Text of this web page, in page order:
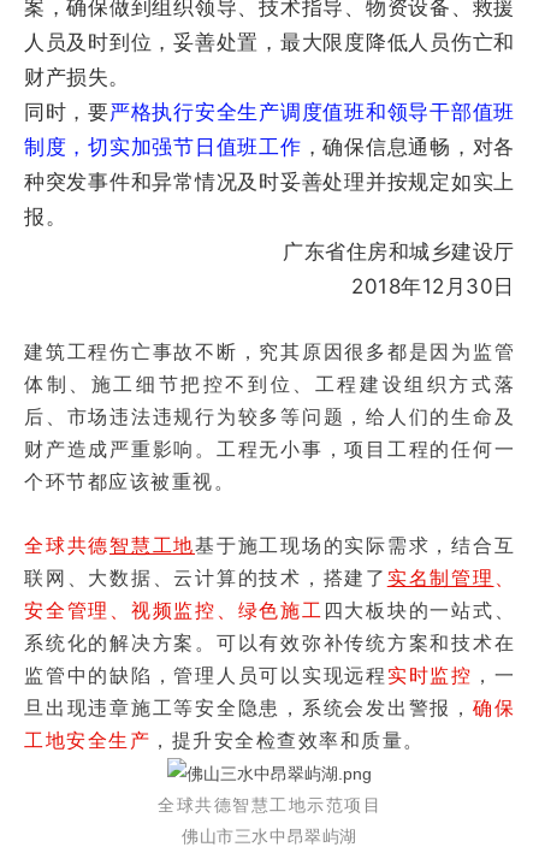
案，确保做到组织领导、技术指导、物资设备、救援
人员及时到位，妥善处置，最大限度降低人员伤亡和
财产损失。
同时，要严格执行安全生产调度值班和领导干部值班
制度，切实加强节日值班工作 ，确保信息通畅，对各
种突发事件和异常情况及时妥善处理并按规定如实上
报。
广东省住房和城乡建设厅
2018年12月30日
建筑工程伤亡事故不断，究其原因很多都是因为监管
体制、施工细节把控不到位、工程建设组织方式落
后、市场违法违规行为较多等问题，给人们的生命及
财产造成严重影响。工程无小事，项目工程的任何一
个环节都应该被重视。
全球共德智慧工地基于施工现场的实际需求，结合互
联网、大数据、云计算的技术，搭建了 实名制管理
安全管理、视频监控、绿色施工 四大板块的一站式、
系统化的解决方案。可以有效弥补传统方案和技术在
监管中的缺陷，管理人员可以实现远程 实时监控 ，一
旦出现违章施工等安全隐患，系统会发出警报， 确保
工地安全生产 ，提升安全检查效率和质量。
全球共德智慧工地示范项目
佛山市三水中昂翠屿湖